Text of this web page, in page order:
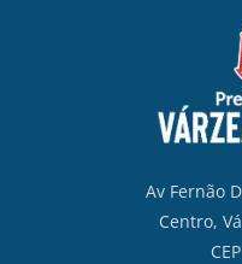
Av Fernão
Centro,